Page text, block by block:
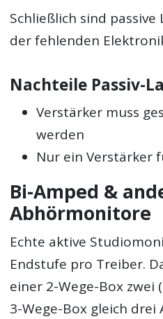
Schließlich sind
der fehlenden
Nachteile Passiv-
Verstärker muss
werden
Nur ein Verstärker
Bi-Amped &
Abhörmonitore
Echte aktive
Endstufe pro Treiber.
einer 2-Wege-Box zwei
3-Wege-Box gleich drei